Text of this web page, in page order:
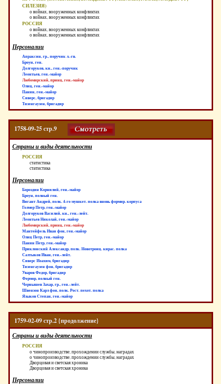
СИЛЕЗИЯ)
о войнах, вооруженных конфликтах
о войнах, вооруженных конфликтах
РОССИЯ
о войнах, вооруженных конфликтах
о войнах, вооруженных конфликтах
Персоналии
Апраксин, гр., поручик л.-гв.
Броун, ген.
Долгоруков, кн., ген.-поручик
Леонтьев, ген.-майор
Любомирский, принц, ген.-майор
Олиц, ген.-майор
Панин, ген.-майор
Сиверс, бригадир
Тизенгаузен, бригадир
1758-09-25 стр.9
Страны и виды деятельности
РОССИЯ
статистика
статистика
Персоналии
Бороздин Корнилий, ген.-майор
Броун, полный ген.
Вигант Андрей, полк. 4-го мушкет. полка вновь формир. корпуса
Голмер Петр, ген.-майор
Долгоруков Василий, кн., ген.-лейт.
Леонтьев Николай, ген.-майор
Любомирский, принц, ген.-майор
Мантейфель Иван фон, ген.-майор
Олиц Петр, ген.-майор
Панин Петр, ген.-майор
Приклонский Александр, полк. Новотроиц. кирас. полка
Салтыков Иван, ген.-лейт.
Сиверс Иоахим, бригадир
Тизенгаузен фон, бригадир
Уваров Федор, бригадир
Фермор, полный ген.
Чернышев Захар, гр., ген.-лейт.
Швензон Карл фон, полк. Рост. пехот. полка
Языков Степан, ген.-майор
1759-02-09 стр.2 {продолжение}
Страны и виды деятельности
РОССИЯ
о чинопроизводстве, прохождении службы, наградах
о чинопроизводстве, прохождении службы, наградах
Дворцовая и светская хроника
Дворцовая и светская хроника
Персоналии